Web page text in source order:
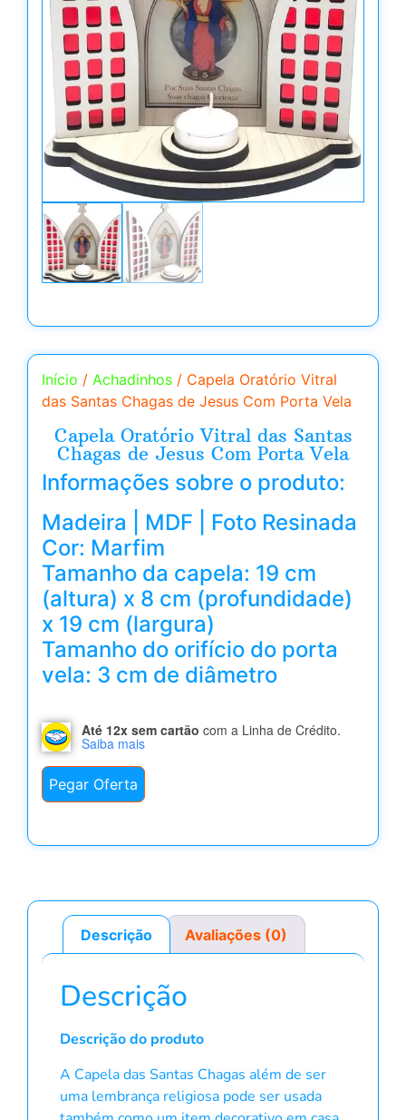
Início / Achadinhos / Capela Oratório Vitral
das Santas Chagas de Jesus Com Porta Vela
Capela Oratório Vitral das Santas
Chagas de Jesus Com Porta Vela
Informações sobre o produto:
Madeira | MDF | Foto Resinada
Cor: Marfim
Tamanho da capela: 19 cm
(altura) x 8 cm (profundidade)
x 19 cm (largura)
Tamanho do orifício do porta
vela: 3 cm de diâmetro
Até 12x sem cartão com a Linha de Crédito.
Saiba mais
Pegar Oferta
Descrição Avaliações (0)
Descrição
Descrição do produto
A Capela das Santas Chagas além de ser
uma lembrança religiosa pode ser usada